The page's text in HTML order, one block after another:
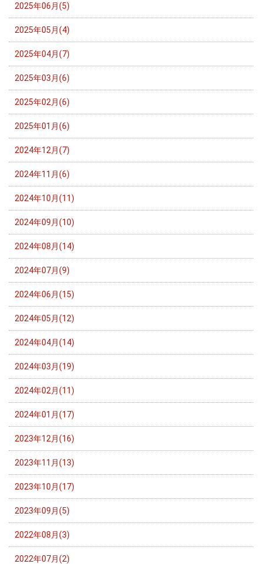
2025年06月(5)
2025年05月(4)
2025年04月(7)
2025年03月(6)
2025年02月(6)
2025年01月(6)
2024年12月(7)
2024年11月(6)
2024年10月(11)
2024年09月(10)
2024年08月(14)
2024年07月(9)
2024年06月(15)
2024年05月(12)
2024年04月(14)
2024年03月(19)
2024年02月(11)
2024年01月(17)
2023年12月(16)
2023年11月(13)
2023年10月(17)
2023年09月(5)
2022年08月(3)
2022年07月(2)